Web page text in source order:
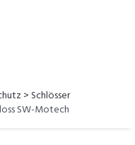
> Schlösser
SW-Motech